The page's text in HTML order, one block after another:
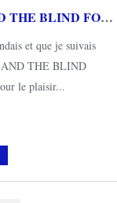
TEST d' ORI AND THE BLIND FOREST (sur XBOX ONE): un magnifique et enchanteur Die And Retry!
et que je suivais
AND THE BLIND
le plaisir...